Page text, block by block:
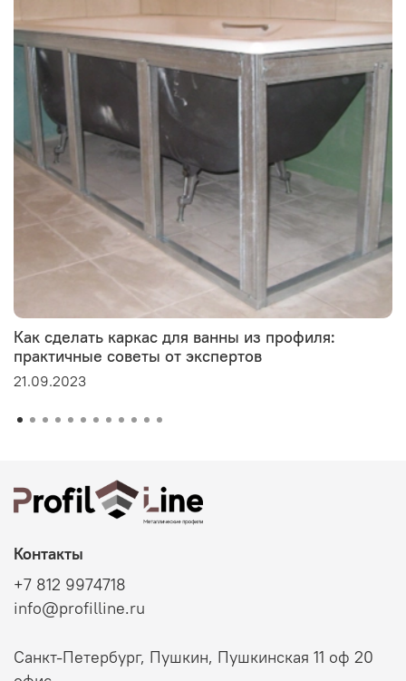
Как сделать каркас для ванны из профиля:
практичные советы от экспертов
21.09.2023
Контакты
+7 812 9974718
info@profilline.ru
Санкт-Петербург, Пушкин, Пушкинская 11 оф 20